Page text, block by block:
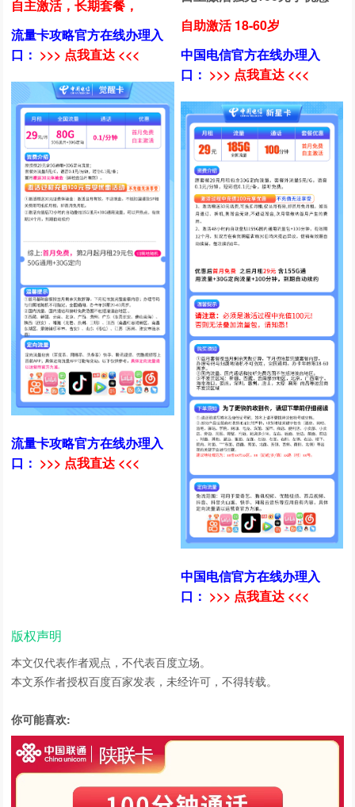
自主激活，长期套餐，
流量卡攻略官方在线办理入
口： >>> 点我直达 <<<
流量卡攻略官方在线办理入
口： >>> 点我直达 <<<
自助激活 18-60岁
中国电信官方在线办理入
口： >>> 点我直达 <<<
中国电信官方在线办理入
口： >>> 点我直达 <<<
版权声明
本文仅代表作者观点，不代表百度立场。
本文系作者授权百度百家发表，未经许可，不得转载。
你可能喜欢: